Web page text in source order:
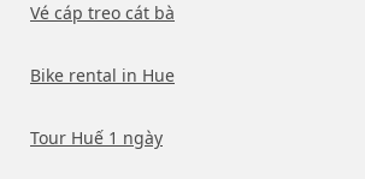
Vé cáp treo cát bà
Bike rental in Hue
Tour Huế 1 ngày